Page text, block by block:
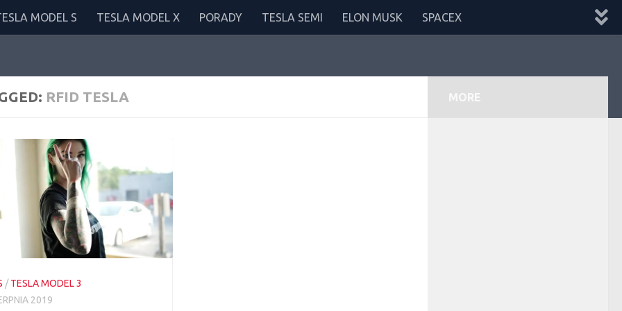
MODEL S TESLA MODEL X PORADY TESLA SEMI ELON MUSK SPACEX
RFID TESLA
/TESLA MODEL 3
2019
MORE